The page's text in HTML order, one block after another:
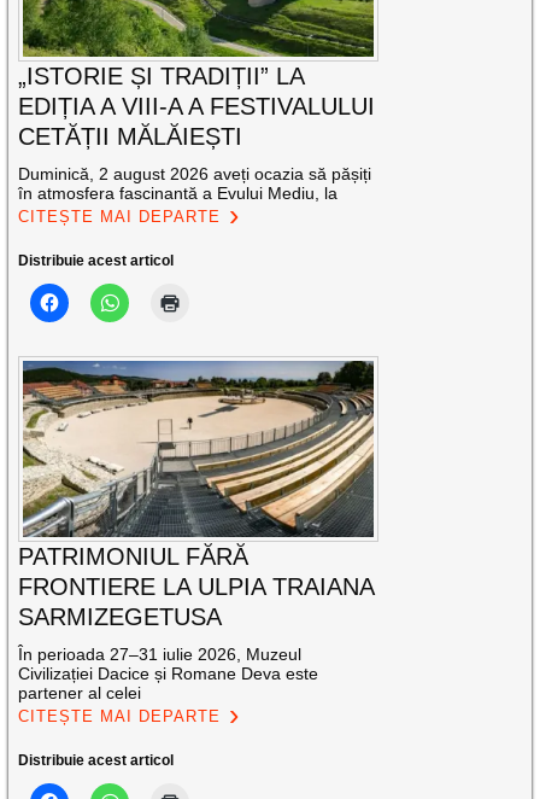
„ISTORIE ȘI TRADIȚII” LA
EDIȚIA A VIII-A A FESTIVALULUI
CETĂȚII MĂLĂIEȘTI
Duminică, 2 august 2026 aveți ocazia să pășiți
în atmosfera fascinantă a Evului Mediu, la
CITEȘTE MAI DEPARTE
Distribuie acest articol
PATRIMONIUL FĂRĂ
FRONTIERE LA ULPIA TRAIANA
SARMIZEGETUSA
În perioada 27–31 iulie 2026, Muzeul
Civilizației Dacice și Romane Deva este
partener al celei
CITEȘTE MAI DEPARTE
Distribuie acest articol